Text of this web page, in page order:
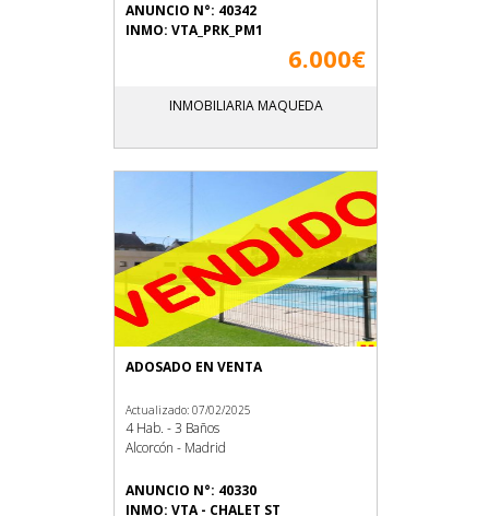
ANUNCIO N°: 40342
INMO: VTA_PRK_PM1
6.000€
INMOBILIARIA MAQUEDA
ADOSADO EN VENTA
Actualizado: 07/02/2025
4 Hab. - 3 Baños
Alcorcón - Madrid
ANUNCIO N°: 40330
INMO: VTA - CHALET ST